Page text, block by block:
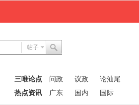
帖子
三唯论点 问政 议政
论汕尾
热点资讯
广东 国内 国际